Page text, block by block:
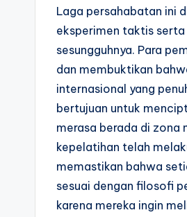
Laga persahabatan ini
eksperimen taktis serta
sesungguhnya. Para
dan membuktikan
internasional yang
bertujuan untuk
merasa berada di zona
kepelatihan telah
memastikan bahwa
sesuai dengan filosofi
karena mereka ingin